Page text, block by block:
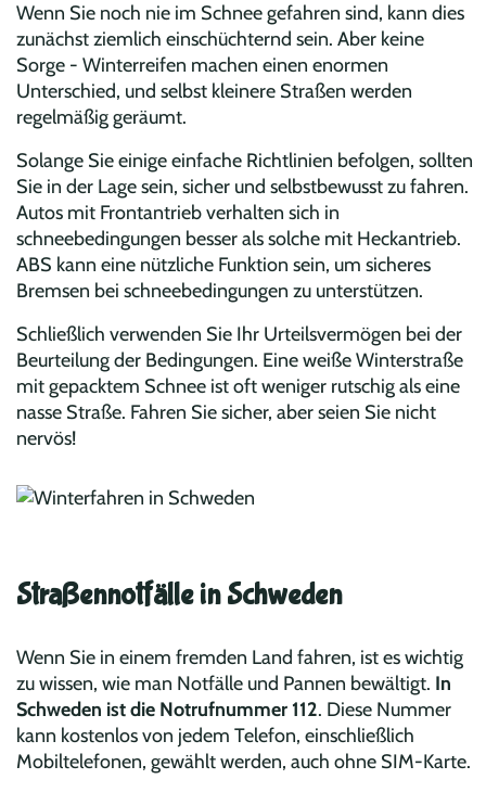
Wenn Sie noch nie im Schnee gefahren sind, kann dies
zunächst ziemlich einschüchternd sein. Aber keine
Sorge - Winterreifen machen einen enormen
Unterschied, und selbst kleinere Straßen werden
regelmäßig geräumt.
Solange Sie einige einfache Richtlinien befolgen, sollten
Sie in der Lage sein, sicher und selbstbewusst zu fahren.
Autos mit Frontantrieb verhalten sich in
schneebedingungen besser als solche mit Heckantrieb.
ABS kann eine nützliche Funktion sein, um sicheres
Bremsen bei schneebedingungen zu unterstützen.
Schließlich verwenden Sie Ihr Urteilsvermögen bei der
Beurteilung der Bedingungen. Eine weiße Winterstraße
mit gepacktem Schnee ist oft weniger rutschig als eine
nasse Straße. Fahren Sie sicher, aber seien Sie nicht
nervös!
Straßennotfälle in Schweden
Wenn Sie in einem fremden Land fahren, ist es wichtig
zu wissen, wie man Notfälle und Pannen bewältigt. In
Schweden ist die Notrufnummer 112. Diese Nummer
kann kostenlos von jedem Telefon, einschließlich
Mobiltelefonen, gewählt werden, auch ohne SIM-Karte.